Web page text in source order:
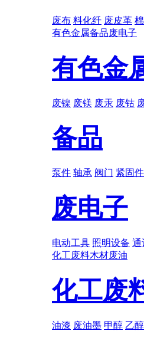
废布 料化纤 废皮革
有色金属备品废电子
有色金
废镍 废镁 废汞 废钴
备品
泵件 轴承 阀门 紧固件
废电子
电动工具 照明设备 通
化工废料木材废油
化工废
油漆 废油墨 甲醇 乙醇